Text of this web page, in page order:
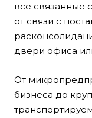
все связанные
от связи с
двери офиса
От
бизнеса до